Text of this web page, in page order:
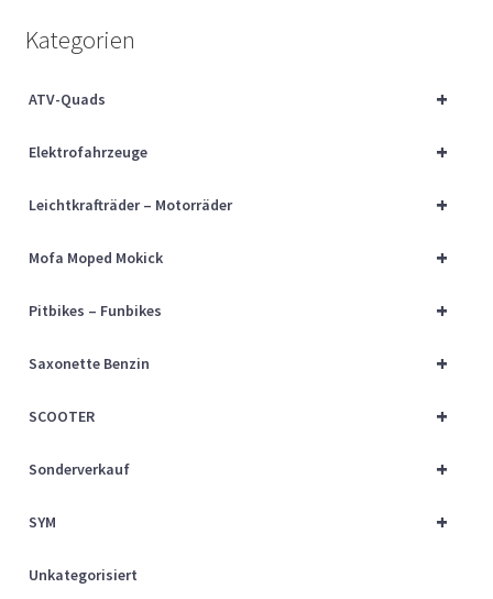
Widerrufsbelehrung
Cart
Checkout
My account
Kategorien
+
ATV-Quads
+
Elektrofahrzeuge
+
Leichtkrafträder – Motorräder
+
Mofa Moped Mokick
+
Pitbikes – Funbikes
+
Saxonette Benzin
+
SCOOTER
+
Sonderverkauf
+
SYM
Unkategorisiert